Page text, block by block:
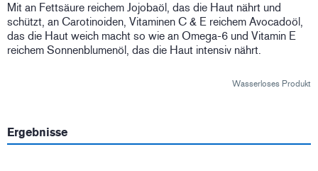
Mit an Fettsäure reichem Jojobaöl, das die Haut nährt und
schützt, an Carotinoiden, Vitaminen C & E reichem Avocadoöl,
das die Haut weich macht so wie an Omega-6 und Vitamin E
reichem Sonnenblumenöl, das die Haut intensiv nährt.
Wasserloses Produkt
Ergebnisse